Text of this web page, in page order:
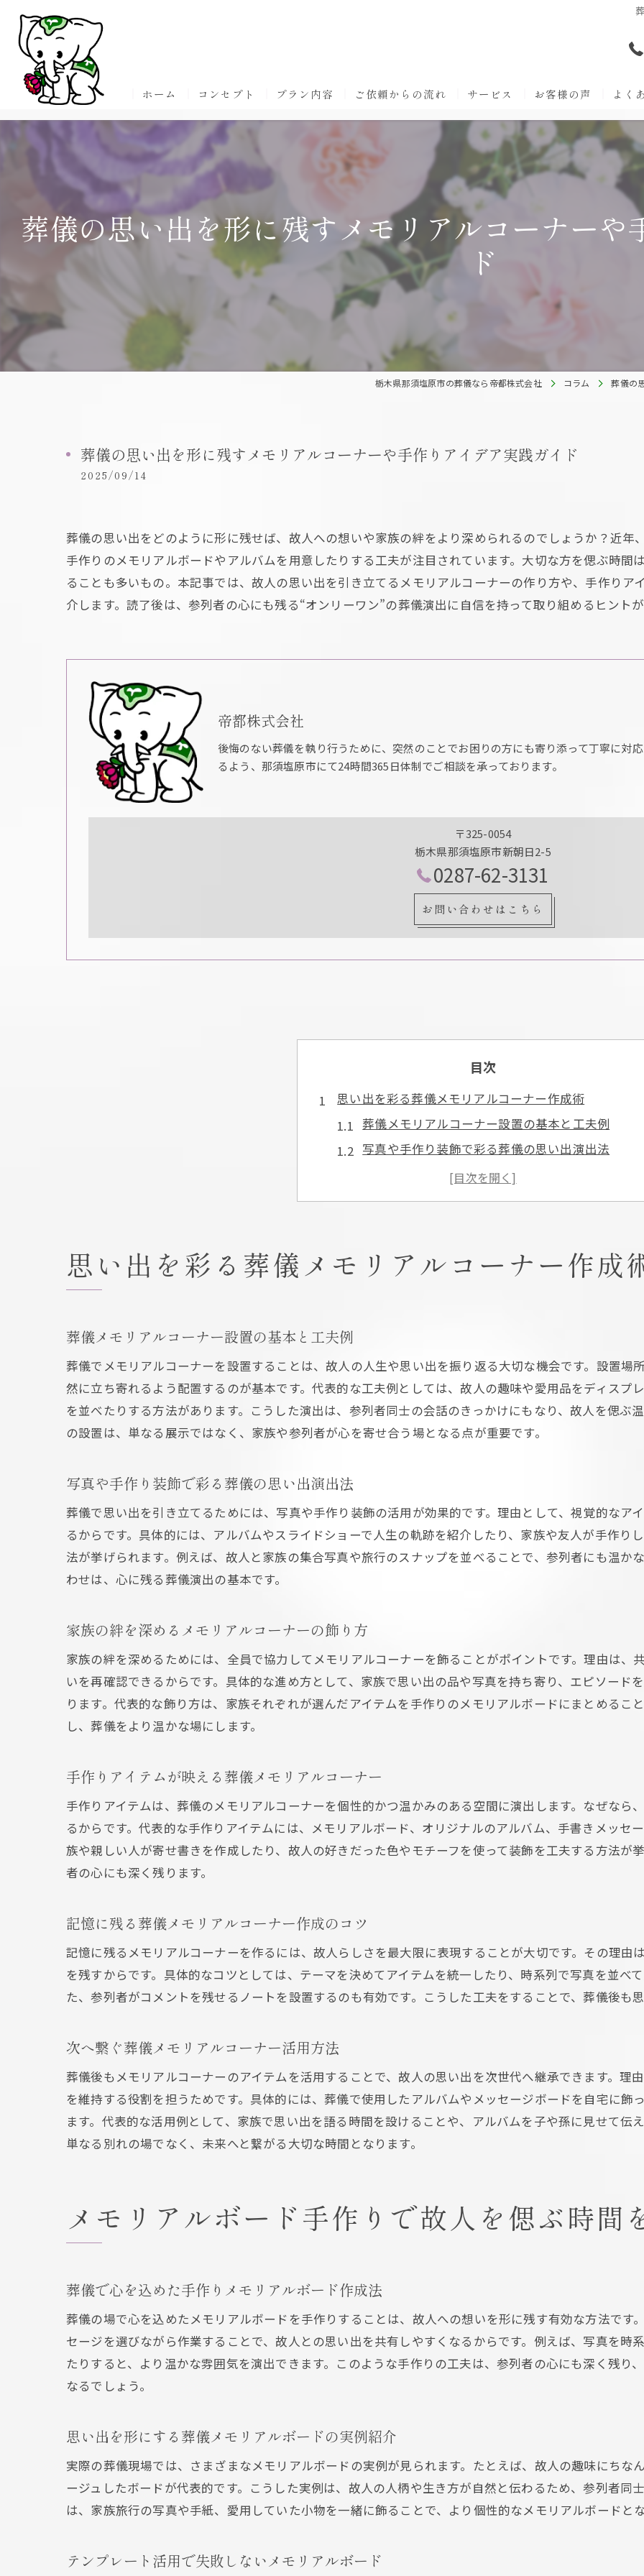
ホーム コンセプト プラン内容 ご依頼からの流れ サービス お客様の声 よく
葬儀の思い出を形に残すメモリアルコーナーや
ド
栃木県那須塩原市の葬儀なら帝都株式会社 コラム 葬儀の
葬儀の思い出を形に残すメモリアルコーナーや手作りアイデア実践ガイド
2025/09/14
葬儀の思い出をどのように形に残せば、故人への想いや家族の絆をより深められるのでしょうか？近年
手作りのメモリアルボードやアルバムを用意したりする工夫が注目されています。大切な方を偲ぶ時間
ることも多いもの。本記事では、故人の思い出を引き立てるメモリアルコーナーの作り方や、手作りア
介します。読了後は、参列者の心にも残る“オンリーワン”の葬儀演出に自信を持って取り組めるヒント
帝都株式会社
後悔のない葬儀を執り行うために、突然のことでお困りの方にも寄り添って丁寧に対
るよう、那須塩原市にて24時間365日体制でご相談を承っております。
〒325-0054
栃木県那須塩原市新朝日2-5
0287-62-3131
お問い合わせはこちら
目次
思い出を彩る葬儀メモリアルコーナー作成術
葬儀メモリアルコーナー設置の基本と工夫例
写真や手作り装飾で彩る葬儀の思い出演出法
家族の絆を深めるメモリアルコーナーの飾り方
手作りアイテムが映える葬儀メモリアルコーナー
次へ繋ぐ葬儀メモリアルコーナー活用方法
メモリアルボード手作りで故人を偲ぶ時間を
家族参加で深まる葬儀の手作り体験
メモリアルボードに込める言葉選びのポイント
次の写真演出へ繋がるメモリアルボード活用
手作りアルバムで家族の記憶を共有する方法
写真選びで伝える故人への想いと葬儀の意味
スライドショーで伝える葬儀の思い出共有法
葬式スライドショーの作り方と葬儀での活用例
写真選びで伝える葬儀の感謝と絆の表現術
手作りスライドショーが生む参列者の共感
家族の絆を深めるスライドショーの工夫
手作りメモリアルコーナーが家族の絆を深める理由
葬儀手作りメモリアルコーナーが心を繋ぐ理由
家族で作るメモリアルコーナーのメリット
家族参加型の葬儀演出で得られる安心感
感謝の気持ちを伝えるきっかけとしての役割
葬儀で感謝を伝えるメモリアルアイデア集
葬儀で使える心温まるメモリアルアイデア紹介
言葉選びのマナーとメモリアル演出の工夫
故人への感謝を形にする葬儀演出の実践例
次のコルクボード演出へのステップ
コルクボード活用で実現する思い出の演出法
手作りコルクボードが伝える葬儀の温もり
写真レイアウトと飾り方のポイント紹介
参列者と共有する思い出と絆を深める方法
アルバムやボードで唯一無二の葬儀を形に
葬儀アルバムやメモリアルボード作成の極意
葬式で伝えるオリジナルな感謝の表し方
アルバムとボードで葬儀の思い出を深める
次世代へ繋ぐ思い出の残し方まとめ
思い出を彩る葬儀メモリアルコーナー作成
葬儀メモリアルコーナー設置の基本と工夫例
葬儀でメモリアルコーナーを設置することは、故人の人生や思い出を振り返る大切な機会です。設置場
然に立ち寄れるよう配置するのが基本です。代表的な工夫例としては、故人の趣味や愛用品をディスプ
を並べたりする方法があります。こうした演出は、参列者同士の会話のきっかけにもなり、故人を偲ぶ
の設置は、単なる展示ではなく、家族や参列者が心を寄せ合う場となる点が重要です。
写真や手作り装飾で彩る葬儀の思い出演出法
葬儀で思い出を引き立てるためには、写真や手作り装飾の活用が効果的です。理由として、視覚的なア
るからです。具体的には、アルバムやスライドショーで人生の軌跡を紹介したり、家族や友人が手作り
法が挙げられます。例えば、故人と家族の集合写真や旅行のスナップを並べることで、参列者にも温か
わせは、心に残る葬儀演出の基本です。
家族の絆を深めるメモリアルコーナーの飾り方
家族の絆を深めるためには、全員で協力してメモリアルコーナーを飾ることがポイントです。理由は、
いを再確認できるからです。具体的な進め方として、家族で思い出の品や写真を持ち寄り、エピソード
ります。代表的な飾り方は、家族それぞれが選んだアイテムを手作りのメモリアルボードにまとめるこ
し、葬儀をより温かな場にします。
手作りアイテムが映える葬儀メモリアルコーナー
手作りアイテムは、葬儀のメモリアルコーナーを個性的かつ温かみのある空間に演出します。なぜなら
るからです。代表的な手作りアイテムには、メモリアルボード、オリジナルのアルバム、手書きメッセ
族や親しい人が寄せ書きを作成したり、故人の好きだった色やモチーフを使って装飾を工夫する方法が
者の心にも深く残ります。
記憶に残る葬儀メモリアルコーナー作成のコツ
記憶に残るメモリアルコーナーを作るには、故人らしさを最大限に表現することが大切です。その理由
を残すからです。具体的なコツとしては、テーマを決めてアイテムを統一したり、時系列で写真を並べ
た、参列者がコメントを残せるノートを設置するのも有効です。こうした工夫をすることで、葬儀後も
次へ繋ぐ葬儀メモリアルコーナー活用方法
葬儀後もメモリアルコーナーのアイテムを活用することで、故人の思い出を次世代へ継承できます。理
を維持する役割を担うためです。具体的には、葬儀で使用したアルバムやメッセージボードを自宅に飾
ます。代表的な活用例として、家族で思い出を語る時間を設けることや、アルバムを子や孫に見せて伝
単なる別れの場でなく、未来へと繋がる大切な時間となります。
メモリアルボード手作りで故人を偲ぶ時間
葬儀で心を込めた手作りメモリアルボード作成法
葬儀の場で心を込めたメモリアルボードを手作りすることは、故人への想いを形に残す有効な方法です
セージを選びながら作業することで、故人との思い出を共有しやすくなるからです。例えば、写真を時
たりすると、より温かな雰囲気を演出できます。このような手作りの工夫は、参列者の心にも深く残り
なるでしょう。
思い出を形にする葬儀メモリアルボードの実例紹介
実際の葬儀現場では、さまざまなメモリアルボードの実例が見られます。たとえば、故人の趣味にちな
ージュしたボードが代表的です。こうした実例は、故人の人柄や生き方が自然と伝わるため、参列者同
は、家族旅行の写真や手紙、愛用していた小物を一緒に飾ることで、より個性的なメモリアルボードと
テンプレート活用で失敗しないメモリアルボード
お問い合わせ・ご相談はこちら
お問い合わせ・ご相談はこちら